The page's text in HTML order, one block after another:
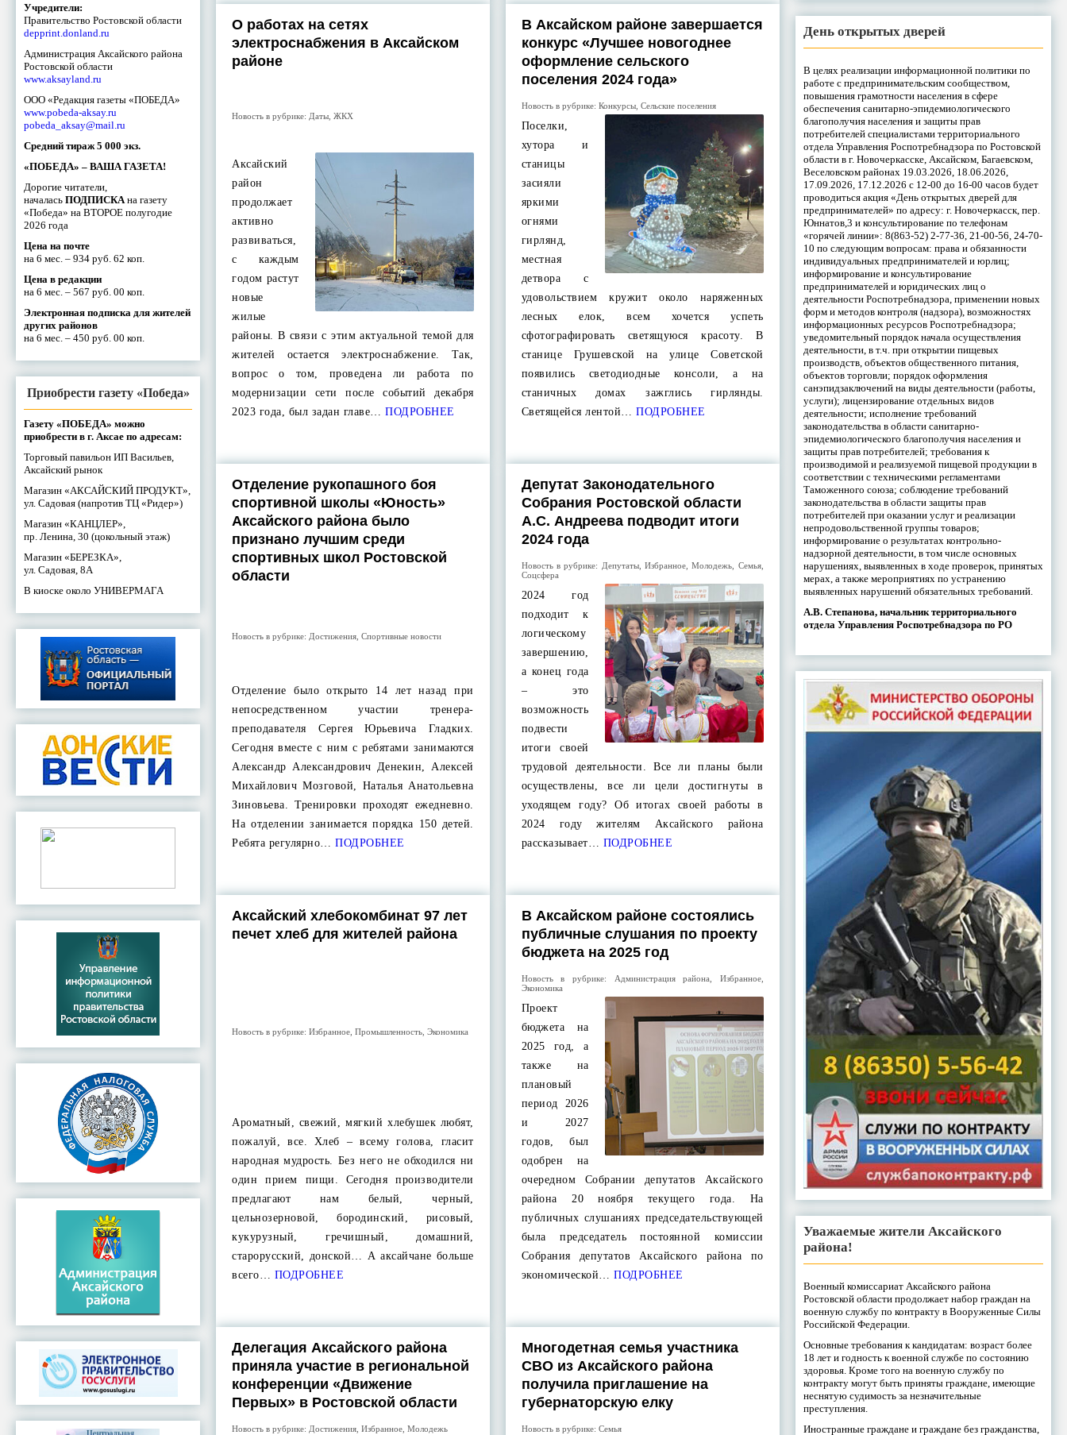
Учредители:
Правительство Ростовской области
depprint.donland.ru
Администрация Аксайского района
Ростовской области
www.aksayland.ru
ООО «Редакция газеты «ПОБЕДА»
www.pobeda-aksay.ru
pobeda_aksay@mail.ru
Средний тираж 5 000 экз.
«ПОБЕДА» – ВАША ГАЗЕТА!
Дорогие читатели,
началась ПОДПИСКА на газету
«Победа» на ВТОРОЕ полугодие
2026 года
Цена на почте
на 6 мес. – 934 руб. 62 коп.
Цена в редакции
на 6 мес. – 567 руб. 00 коп.
Электронная подписка для жителей
других районов
на 6 мес. – 450 руб. 00 коп.
Приобрести газету «Победа»
Газету «ПОБЕДА» можно
приобрести в г. Аксае по адресам:
Торговый павильон ИП Васильев,
Аксайский рынок
Магазин «АКСАЙСКИЙ ПРОДУКТ»,
ул. Садовая (напротив ТЦ «Ридер»)
Магазин «КАНЦЛЕР»,
пр. Ленина, 30 (цокольный этаж)
Магазин «БЕРЕЗКА»,
ул. Садовая, 8А
В киоске около УНИВЕРМАГА
О работах на сетях
электроснабжения в Аксайском
районе
Новость в рубрике: Даты ,ЖКХ
Аксайский
район
продолжает
активно
развиваться,
с каждым
годом растут
новые
жилые
районы. В связи с этим актуальной темой для
жителей остается электроснабжение. Так,
вопрос о том, проведена ли работа по
модернизации сети после событий декабря
2023 года, был задан главе… ПОДРОБНЕЕ
В Аксайском районе завершается
конкурс «Лучшее новогоднее
оформление сельского
поселения 2024 года»
Новость в рубрике: Конкурсы, Сельские поселения
Поселки,
хутора и
станицы
засияли
яркими
огнями
гирлянд,
местная
детвора с
удовольствием кружит около наряженных
лесных елок, всем хочется успеть
сфотографировать светящуюся красоту. В
станице Грушевской на улице Советской
появились светодиодные консоли, а на
станичных домах зажглись гирлянды.
Светящейся лентой… ПОДРОБНЕЕ
Отделение рукопашного боя
спортивной школы «Юность»
Аксайского района было
признано лучшим среди
спортивных школ Ростовской
области
Новость в рубрике: Достижения ,Спортивные новости
Отделение было открыто 14 лет назад при
непосредственном участии тренера-
преподавателя Сергея Юрьевича Гладких.
Сегодня вместе с ним с ребятами занимаются
Александр Александрович Денекин, Алексей
Михайлович Мозговой, Наталья Анатольевна
Зиновьева. Тренировки проходят ежедневно.
На отделении занимается порядка 150 детей.
Ребята регулярно… ПОДРОБНЕЕ
Депутат Законодательного
Собрания Ростовской области
А.С. Андреева подводит итоги
2024 года
Новость в рубрике: Депутаты, Избранное ,Молодежь Семья,
Соцсфера
2024 год
подходит к
логическому
завершению,
а конец года
– это
возможность
подвести
итоги своей
трудовой деятельности. Все ли планы были
осуществлены, все ли цели достигнуты в
уходящем году? Об итогах своей работы в
2024 году жителям Аксайского района
рассказывает… ПОДРОБНЕЕ
Аксайский хлебокомбинат 97 лет
печет хлеб для жителей района
Новость в рубрике:Избранное ,Промышленность ,Экономика
Ароматный, свежий, мягкий хлебушек любят,
пожалуй, все. Хлеб – всему голова, гласит
народная мудрость. Без него не обходился ни
один прием пищи. Сегодня производители
предлагают нам белый, черный,
цельнозерновой, бородинский, рисовый,
кукурузный, гречишный, домашний,
старорусский, донской… А аксайчане больше
всего… ПОДРОБНЕЕ
В Аксайском районе состоялись
публичные слушания по проекту
бюджета на 2025 год
Новость в рубрике: Администрация района Избранное,
Экономика
Проект
бюджета на
2025 год, а
также на
плановый
период 2026
и 2027
годов, был
одобрен на
очередном Собрании депутатов Аксайского
района 20 ноября текущего года. На
публичных слушаниях председательствующей
была председатель постоянной комиссии
Собрания депутатов Аксайского района по
экономической… ПОДРОБНЕЕ
Делегация Аксайского района
приняла участие в региональной
конференции «Движение
Первых» в Ростовской области
Новость в рубрике: Достижения ,Избранное ,Молодежь
Многодетная семья участника
СВО из Аксайского района
получила приглашение на
губернаторскую елку
Новость в рубрике: Семья
День открытых дверей
В целях реализации информационной политики по
работе с предпринимательским сообществом,
повышения грамотности населения в сфере
обеспечения санитарно-эпидемиологического
благополучия населения и защиты прав
потребителей специалистами территориального
отдела Управления Роспотребнадзора по Ростовской
области в г. Новочеркасске, Аксайском, Багаевском,
Веселовском районах 19.03.2026, 18.06.2026,
17.09.2026, 17.12.2026 с 12-00 до 16-00 часов будет
проводиться акция «День открытых дверей для
предпринимателей» по адресу: г. Новочеркасск, пер.
Юннатов,3 и консультирование по телефонам
«горячей линии»: 8(863-52) 2-77-36, 21-00-56, 24-70-
10 по следующим вопросам: права и обязанности
индивидуальных предпринимателей и юрлиц;
информирование и консультирование
предпринимателей и юридических лиц о
деятельности Роспотребнадзора, применении новых
форм и методов контроля (надзора), возможностях
информационных ресурсов Роспотребнадзора;
уведомительный порядок начала осуществления
деятельности, в т.ч. при открытии пищевых
производств, объектов общественного питания,
объектов торговли; порядок оформления
санэпидзаключений на виды деятельности (работы,
услуги); лицензирование отдельных видов
деятельности; исполнение требований
законодательства в области санитарно-
эпидемиологического благополучия населения и
защиты прав потребителей; требования к
производимой и реализуемой пищевой продукции в
соответствии с техническими регламентами
Таможенного союза; соблюдение требований
законодательства в области защиты прав
потребителей при оказании услуг и реализации
непродовольственной группы товаров;
информирование о результатах контрольно-
надзорной деятельности, в том числе основных
нарушениях, выявленных в ходе проверок, принятых
мерах, а также мероприятиях по устранению
выявленных нарушений обязательных требований.
А.В. Степанова, начальник территориального
отдела Управления Роспотребнадзора по РО
Уважаемые жители Аксайского
района!
Военный комиссариат Аксайского района
Ростовской области продолжает набор граждан на
военную службу по контракту в Вооруженные Силы
Российской Федерации.
Основные требования к кандидатам: возраст более
18 лет и годность к военной службе по состоянию
здоровья. Кроме того на военную службу по
контракту могут быть приняты граждане, имеющие
неснятую судимость за незначительные
преступления.
Иностранные граждане и граждане без гражданства,